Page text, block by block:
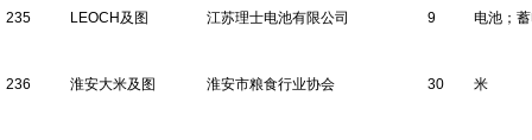
235 LEOCH及图 江苏理士电池有限公司 9 电池；
236 淮安大米及图 淮安市粮食行业协会 30 米